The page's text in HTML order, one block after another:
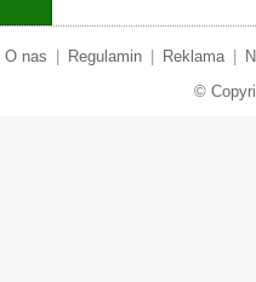
O nas Regulamin Reklama
©